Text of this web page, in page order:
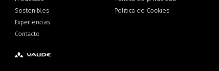
Sostenibles
Experiencias
Contacto
Política de Cookies